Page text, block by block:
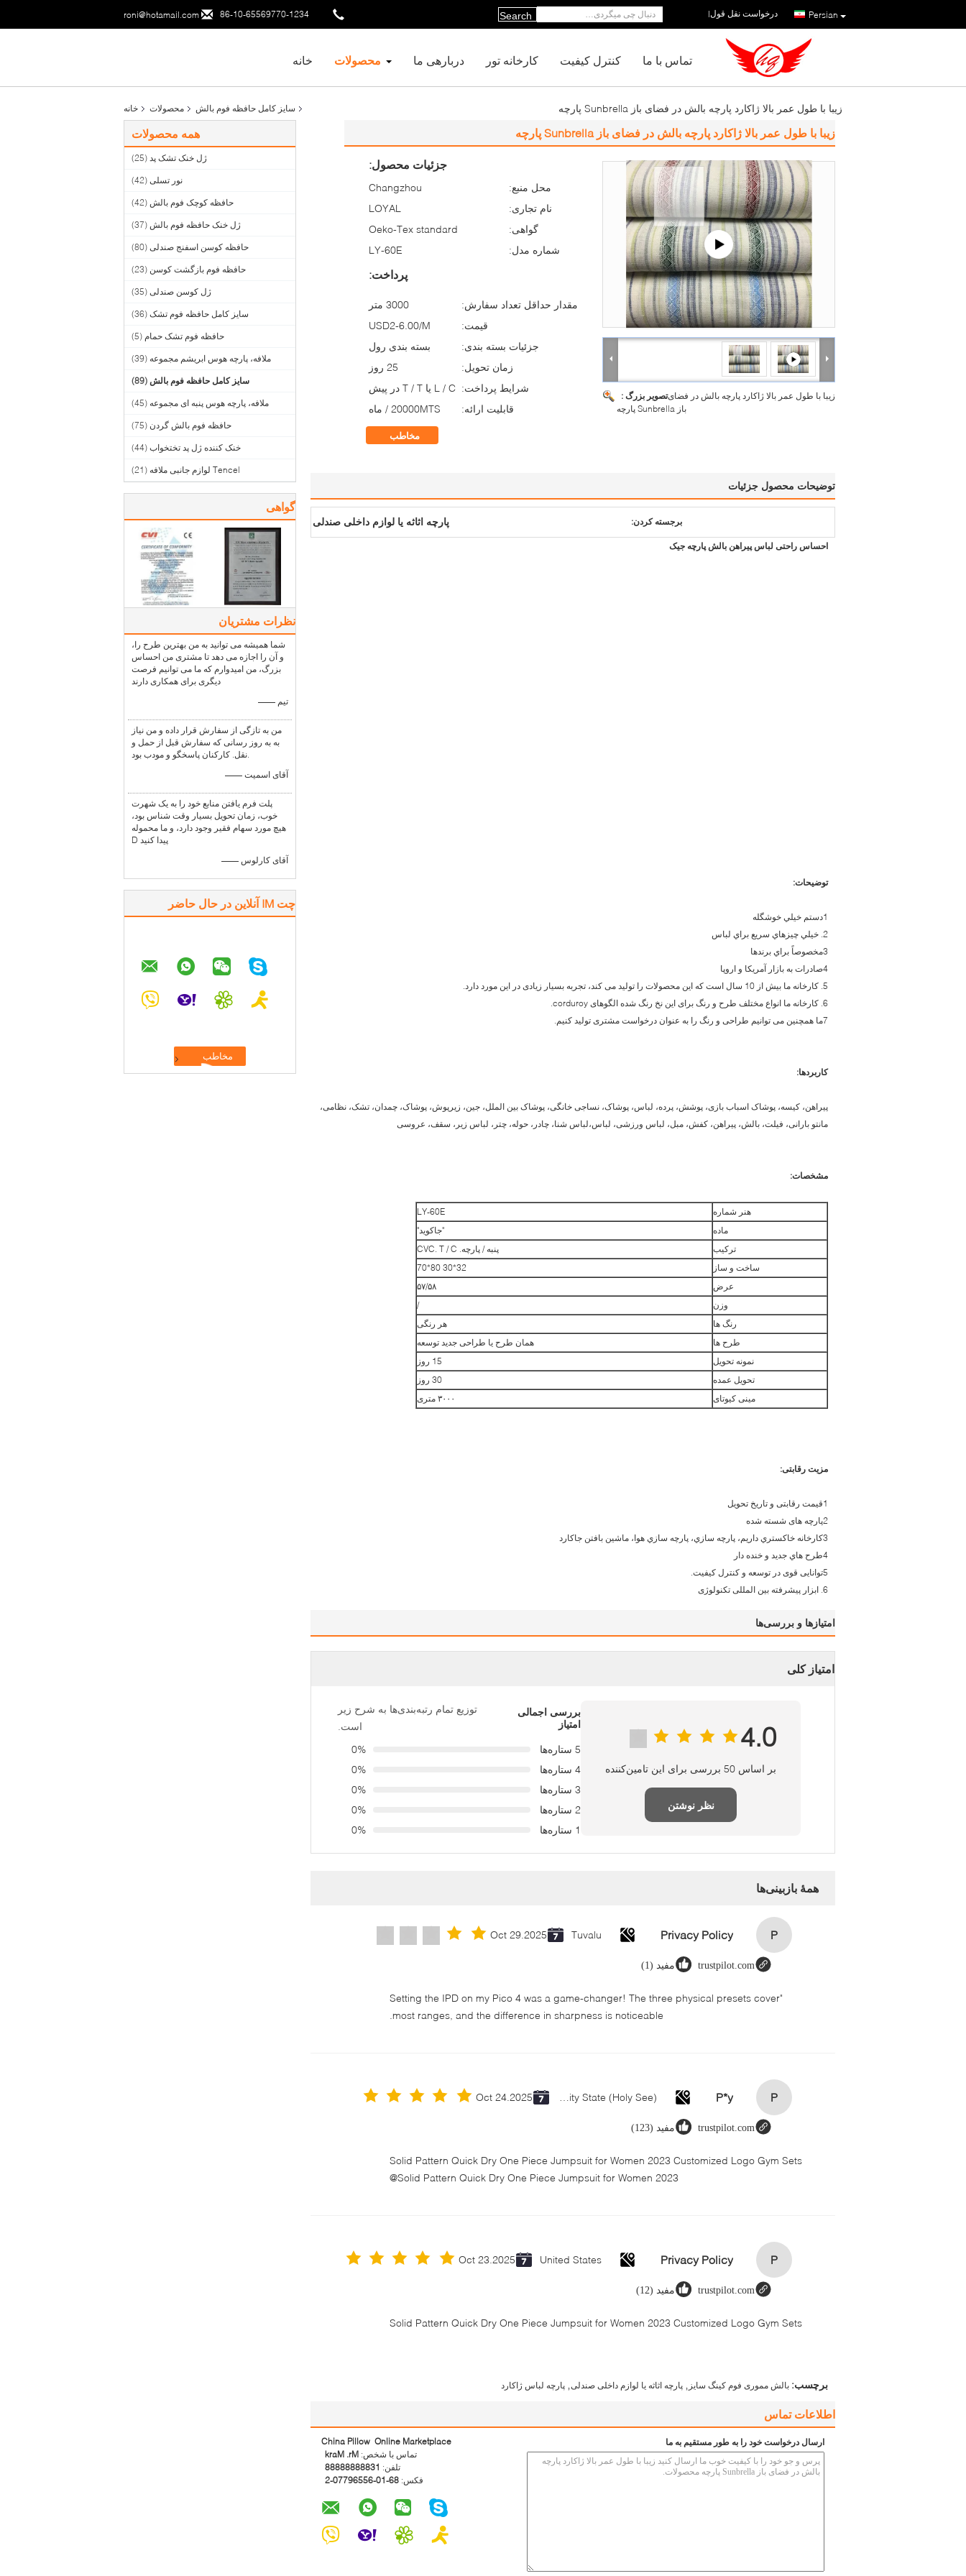
roni@hotamail.com 86-10-65569770-1234 Persian درخواست نقل قول|
Search
خانه محصولات دربارهی ما کارخانه تور کنترل کیفیت تماس با ما
خانه محصولات سایز کامل حافظه فوم بالش زیبا با طول عمر بالا ژاکارد پارچه بالش در فضای باز Sunbrella پارچه
همه محصولات
ژل خنک تشک پد (25)
نور تسلی (42)
حافظه کوچک فوم بالش (42)
ژل خنک حافظه فوم بالش (37)
حافظه کوسن اسفنج صندلی (80)
حافظه فوم بازگشت کوسن (23)
ژل کوسن صندلی (35)
سایز کامل حافظه فوم تشک (36)
حافظه فوم تشک حمام (5)
ملافه، پارچه هوس ابریشم مجموعه (39)
سایز کامل حافظه فوم بالش (89)
ملافه، پارچه هوس پنبه ای مجموعه (45)
حافظه فوم بالش گردن (75)
خنک کننده ژل پد تختخواب (44)
Tencel لوازم جانبی ملافه (21)
گواهی
نظرات مشتریان
شما همیشه می توانید به من بهترین طرح را،
و آن را اجازه می دهد تا مشتری من احساس
بزرگ، من امیدوارم که ما می توانیم فرصت
دیگری برای همکاری دارند
—— تیم
من به تازگی از سفارش قرار داده و من نیاز
به به روز رسانی که سفارش قبل از حمل و
نقل. کارکنان پاسخگو و مودب بود.
—— آقای اسمیت
پلت فرم یافتن منابع خود را به یک شهرت
خوب، زمان تحویل بسیار وقت شناس بود،
هیچ مورد سهام فقیر وجود دارد، و ما محموله
D پیدا کنید
—— آقای کارلوس
چت IM آنلاین در حال حاضر
زیبا با طول عمر بالا ژاکارد پارچه بالش در فضای باز Sunbrella پارچه
تصویر بزرگ :زیبا با طول عمر بالا ژاکارد پارچه بالش در فضای
باز Sunbrella پارچه
جزئیات محصول:
محل منبع:
Changzhou
نام تجاری:
LOYAL
گواهی:
Oeko-Tex standard
شماره مدل:
LY-60E
پرداخت:
مقدار حداقل تعداد سفارش:
3000 متر
قیمت:
USD2-6.00/M
جزئیات بسته بندی:
بسته بندی رول
زمان تحویل:
25 روز
شرایط پرداخت: L / C یا T / T در پیش
قابلیت ارائه:
20000MTS / ماه
مخاطب
توضیحات محصول جزئیات
برجسته کردن: پارچه اثاثه یا لوازم داخلی صندلی
احساس راحتی لباس پیراهن بالش پارچه جیک
توضیحات:
1دستم خيلي خوشگله
2. خيلي چيزهاي سريع براي لباس
3مخصوصاً براي برندها
4صادرات به بازار آمریکا و اروپا
5. کارخانه ما بیش از 10 سال است که این محصولات را تولید می کند، تجربه بسیار زیادی در این مورد دارد.
6. کارخانه ما انواع مختلف طرح و رنگ برای این نخ رنگ شده الگوهای corduroy.
7ما همچنین می توانیم طراحی و رنگ را به عنوان درخواست مشتری تولید کنیم.
کاربردها:
پیراهن، کیسه، پوشاک اسباب بازی، پوشش، پرده، لباس، پوشاک، نساجی خانگی، پوشاک بین الملل، جین، زیرپوش، پوشاک، چمدان، تشک، نظامی،
مانتو بارانی، فیلت، بالش، پیراهن، کفش، مبل، لباس ورزشی، لباس،لباس شنا، چادر، حوله، چتر، لباس زیر، سقف، عروسی
مشخصات:
هنر شماره
LY-60E
ماده
"جاکوید"
ترکیب
پنبه / پارچه. CVC. T / C
ساخت و ساز
32*30 80*70
عرض
۵۷/۵۸
وزن
/
رنگ ها
هر رنگی
طرح ها
همان طرح یا طراحی جدید توسعه
نمونه تحویل
15 روز
تحویل عمده
30 روز
مینی کیوتای
۳۰۰۰ متری
مزیت رقابتی:
1قیمت رقابتی و تاریخ تحویل
2پارچه های شسته شده
3کارخانه خاکستري داريم، پارچه سازي، پارچه سازي هوا، ماشين بافتن جاکارد
4طرح هاي جديد و خنده دار
5توانایی قوی در توسعه و کنترل کیفیت.
6. ابزار پیشرفته بین المللی تکنولوژی
امتیازها و بررسی‌ها
امتیاز کلی
4.0
بر اساس 50 بررسی برای این تامین‌کننده
نظر نوشتن
بررسی اجمالی
امتیاز
توزیع تمام رتبه‌بندی‌ها به شرح زیر
است.
5 ستاره‌ها
0%
4 ستاره‌ها
0%
3 ستاره‌ها
0%
2 ستاره‌ها
0%
1 ستاره‌ها
0%
همهٔ بازبینی‌ها
P
Privacy Policy
Tuvalu
Oct 29.2025
trustpilot.com مفید (1)
"Setting the IPD on my Pico 4 was a game-changer! The three physical presets cover
most ranges, and the difference in sharpness is noticeable.
P
P*y
Oct 24.2025
trustpilot.com مفید (123)
Solid Pattern Quick Dry One Piece Jumpsuit for Women 2023 Customized Logo Gym Sets
Solid Pattern Quick Dry One Piece Jumpsuit for Women 2023@
P
Privacy Policy
United States
Oct 23.2025
trustpilot.com مفید (12)
Solid Pattern Quick Dry One Piece Jumpsuit for Women 2023 Customized Logo Gym Sets
برچسب: بالش مموری فوم کینگ سایز پارچه اثاثه یا لوازم داخلی صندلی پارچه لباس ژاکارد
اطلاعات تماس
China Pillow Online Marketplace
تماس با شخص: Mr. Mark
تلفن: 13888888888
فکس: 86-10-65569770-2
ارسال درخواست خود را به طور مستقیم به ما